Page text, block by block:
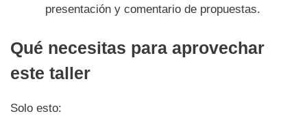
presentación y comentario de propuestas.
Qué necesitas para aprovechar
este taller
Solo esto: